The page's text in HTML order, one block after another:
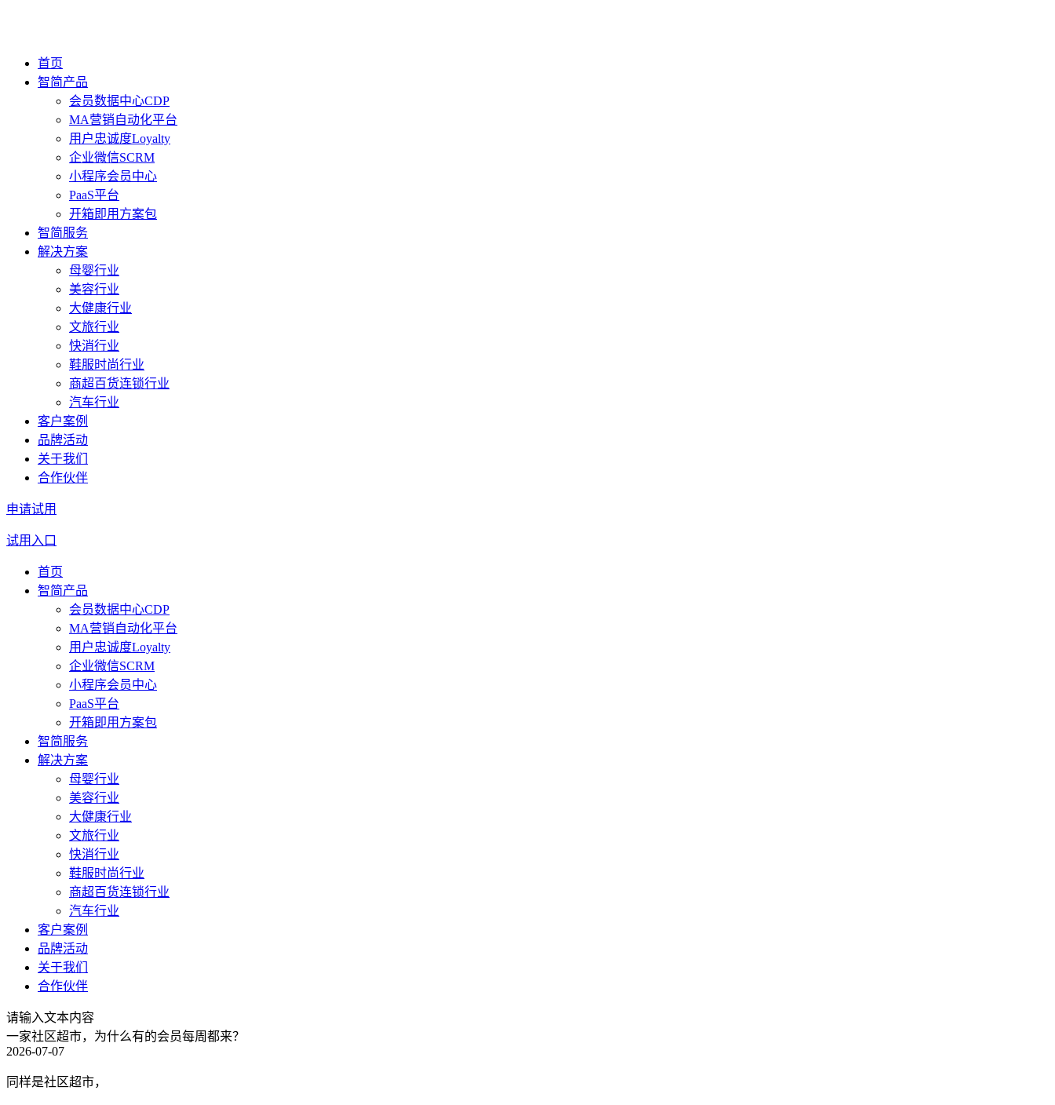
首页
智简产品
会员数据中心CDP
MA营销自动化平台
用户忠诚度Loyalty
企业微信SCRM
小程序会员中心
PaaS平台
开箱即用方案包
智简服务
解决方案
母婴行业
美容行业
大健康行业
文旅行业
快消行业
鞋服时尚行业
商超百货连锁行业
汽车行业
客户案例
品牌活动
关于我们
合作伙伴
申请试用
试用入口
首页
智简产品
会员数据中心CDP
MA营销自动化平台
用户忠诚度Loyalty
企业微信SCRM
小程序会员中心
PaaS平台
开箱即用方案包
智简服务
解决方案
母婴行业
美容行业
大健康行业
文旅行业
快消行业
鞋服时尚行业
商超百货连锁行业
汽车行业
客户案例
品牌活动
关于我们
合作伙伴
请输入文本内容
一家社区超市，为什么有的会员每周都来？
2026-07-07
同样是社区超市，